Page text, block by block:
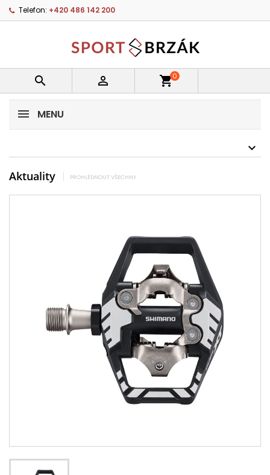
Telefon: +420 486 142 200
  shopping_cart0
MENU
Aktuality PROHLÉDNOUT VŠECHNY